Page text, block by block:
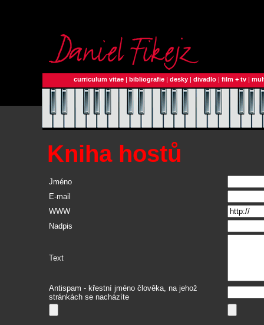
curriculum vitae | bibliografie | desky | divadlo | film + tv |
Kniha hostů
Jméno
E-mail
WWW
Nadpis
Text
Antispam - křestní jméno člověka, na jehož
stránkách se nacházíte